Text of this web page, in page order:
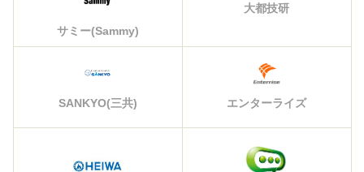
サミー(Sammy)
大都技研
SANKYO(三共) エンターライズ